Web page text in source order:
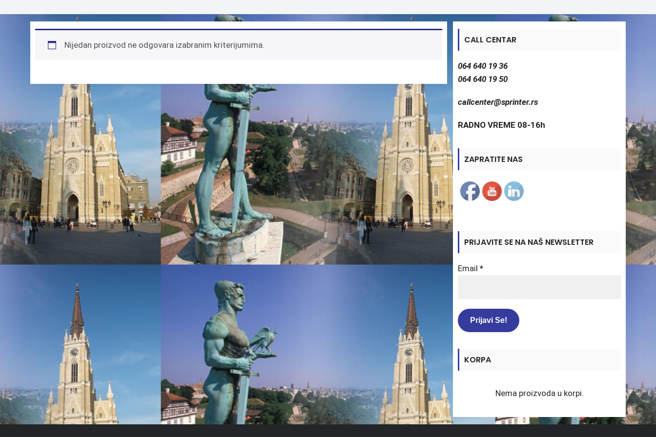
Nijedan proizvod ne odgovara izabranim kriterijumima. CALL CENTAR
064 640 19 36
064 640 19 50
callcenter@sprinter.rs
RADNO VREME 08-16h
ZAPRATITE NAS
PRIJAVITE SE NA NAŠ NEWSLETTER
Email*
KORPA
Nema proizvoda u korpi.